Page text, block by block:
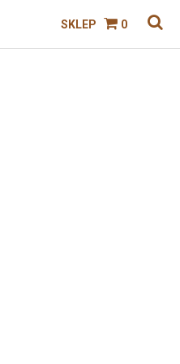
SKLEP 0